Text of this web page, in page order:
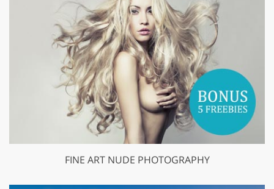
FINE ART NUDE PHOTOGRAPHY